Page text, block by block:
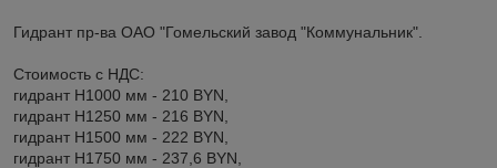
Гидрант пр-ва ОАО "Гомельский завод "Коммунальник".
Стоимость с НДС:
гидрант H1000 мм - 210 BYN,
гидрант H1250 мм - 216 BYN,
гидрант H1500 мм - 222 BYN,
гидрант H1750 мм - 237,6 BYN,